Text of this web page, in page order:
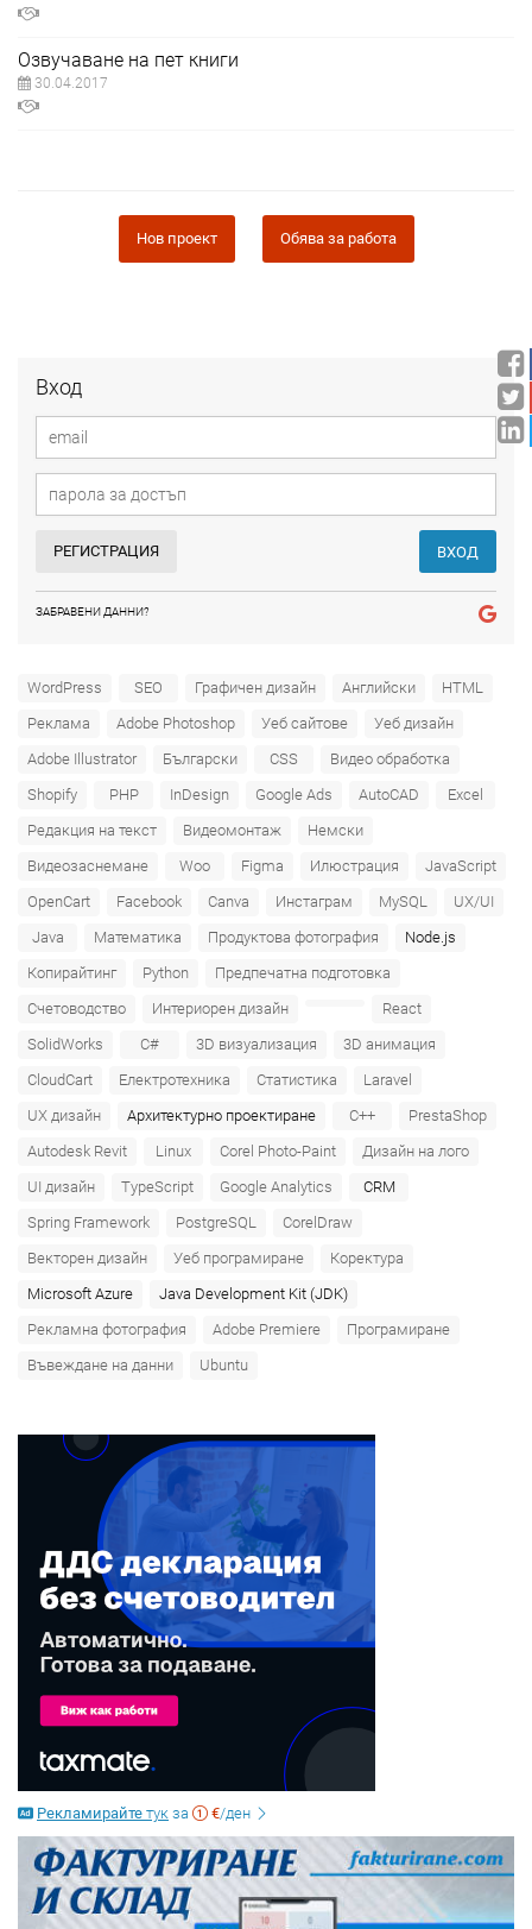
Вход
РЕГИСТРАЦИЯ ВХОД
ЗАБРАВЕНИ ДАННИ?
WordPress SEO Графичен дизайн Английски
HTML
Реклама
Adobe Photoshop Уеб сайтове
Уеб дизайн
Adobe Illustrator
Български CSS
Видео обработка
Shopify
PHP InDesign Google Ads AutoCAD
Excel
Редакция на текст
Видеомонтаж
Немски
Видеозаснемане
Woo Figma Илюстрация
JavaScript
OpenCart
Facebook Canva Инстаграм MySQL
UX/UI
Java
Математика Продуктова фотография
Node.js
Копирайтинг
Python
Предпечатна подготовка
Счетоводство
Интериорен дизайн
React
SolidWorks
C# 3D визуализация
3D анимация
CloudCart
Електротехника Статистика
Laravel
UX дизайн
Архитектурно проектиране C++
PrestaShop
Autodesk Revit
Linux Corel Photo-Paint
Дизайн на лого
UI дизайн
TypeScript Google Analytics
CRM
Spring Framework
PostgreSQL
CorelDraw
Векторен дизайн
Уеб програмиране
Коректура
Microsoft Azure‎
Java Development Kit (JDK)
Рекламна фотография
Adobe Premiere
Програмиране
Въвеждане на данни
Ubuntu
Рекламирайте тук за €/ден
Озвучаване на пет книги
30.04.2017
Нов проект Обява за работа